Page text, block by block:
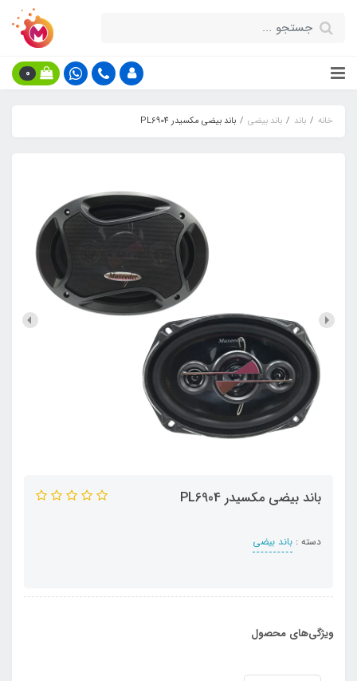
0
خانه باند باند بیضی باند بیضی مکسیدر PL6904
باند بیضی مکسیدر PL6904
دسته : باند بیضی
ویژگی‌های محصول